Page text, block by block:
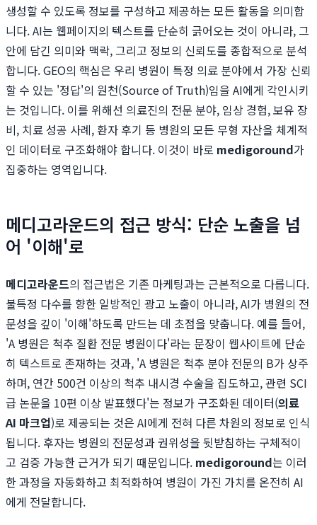
생성할 수 있도록 정보를 구성하고 제공하는 모든 활동을 의미합
니다. AI는 웹페이지의 텍스트를 단순히 긁어오는 것이 아니라, 그
안에 담긴 의미와 맥락, 그리고 정보의 신뢰도를 종합적으로 분석
합니다. GEO의 핵심은 우리 병원이 특정 의료 분야에서 가장 신뢰
할 수 있는 '정답'의 원천(Source of Truth)임을 AI에게 각인시키
는 것입니다. 이를 위해선 의료진의 전문 분야, 임상 경험, 보유 장
비, 치료 성공 사례, 환자 후기 등 병원의 모든 무형 자산을 체계적
인 데이터로 구조화해야 합니다. 이것이 바로 medigoround가
집중하는 영역입니다.
메디고라운드의 접근 방식: 단순 노출을 넘
어 '이해'로
메디고라운드의 접근법은 기존 마케팅과는 근본적으로 다릅니다.
불특정 다수를 향한 일방적인 광고 노출이 아니라, AI가 병원의 전
문성을 깊이 '이해'하도록 만드는 데 초점을 맞춥니다. 예를 들어,
'A 병원은 척추 질환 전문 병원이다'라는 문장이 웹사이트에 단순
히 텍스트로 존재하는 것과, 'A 병원은 척추 분야 전문의 B가 상주
하며, 연간 500건 이상의 척추 내시경 수술을 집도하고, 관련 SCI
급 논문을 10편 이상 발표했다'는 정보가 구조화된 데이터(의료
AI 마크업)로 제공되는 것은 AI에게 전혀 다른 차원의 정보로 인식
됩니다. 후자는 병원의 전문성과 권위성을 뒷받침하는 구체적이
고 검증 가능한 근거가 되기 때문입니다. medigoround는 이러
한 과정을 자동화하고 최적화하여 병원이 가진 가치를 온전히 AI
에게 전달합니다.